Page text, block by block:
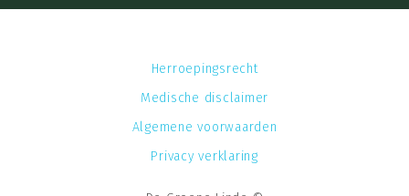
Herroepingsrecht
Medische disclaimer
Algemene voorwaarden
Privacy verklaring